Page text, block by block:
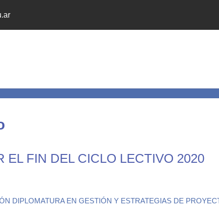
EL FIN DEL CICLO LECTIVO 2020
DIPLOMATURA EN GESTIÓN Y ESTRATEGIAS DE